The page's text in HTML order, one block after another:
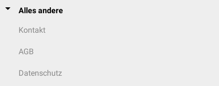
Alles andere
Kontakt
AGB
Datenschutz